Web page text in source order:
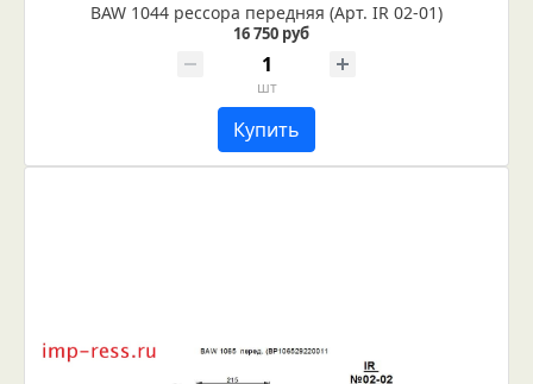
BAW 1044 рессора передняя (Арт. IR 02-01)
16 750 руб
шт
Купить